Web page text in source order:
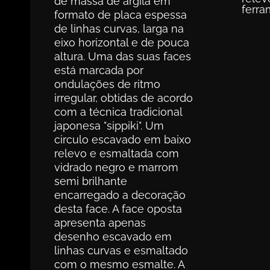
formato de placa espessa
de linhas curvas, larga na
eixo horizontal e de pouca
altura. Uma das suas faces
está marcada por
ondulações de ritmo
irregular, obtidas de acordo
com a técnica tradicional
japonesa "sippiki". Um
circulo escavado em baixo
relevo e esmaltada com
vidrado negro e marrom
semi brilhante
encarregado a decoração
desta face. A face oposta
apresenta apenas
desenho escavado em
linhas curvas e esmaltado
com o mesmo esmalte. A